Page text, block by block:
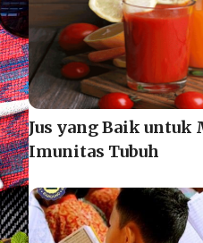
Jus yang Baik
Imunitas Tubuh